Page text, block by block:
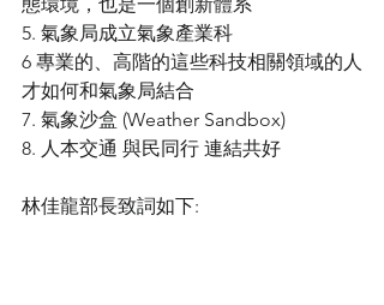
5. 氣象局成立氣象產業科
6 專業的、高階的這些科技相關領域的人
才如何和氣象局結合
7. 氣象沙盒 (Weather Sandbox)
8. 人本交通 與民同行 連結共好
林佳龍部長致詞如下: